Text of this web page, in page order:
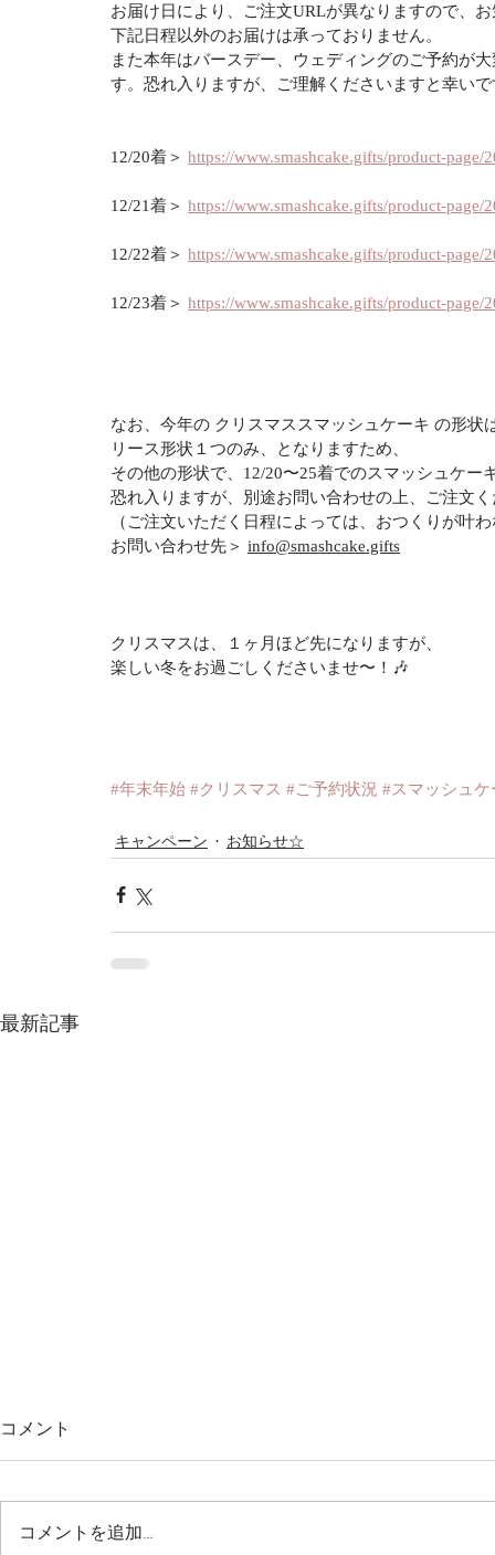
お届け日により、ご注文URLが異なりますので、
下記日程以外のお届けは承っておりません。
また本年はバースデー、ウェディングのご予約が
す。恐れ入りますが、ご理解くださいますと幸いで
12/20着＞ https://www.smashcake.gifts/product-page/
12/21着＞ https://www.smashcake.gifts/product-page/
12/22着＞ https://www.smashcake.gifts/product-page/
12/23着＞ https://www.smashcake.gifts/product-page/
なお、今年の クリスマススマッシュケーキ の形状
リース形状１つのみ、となりますため、
その他の形状で、12/20〜25着でのスマッシュケー
恐れ入りますが、別途お問い合わせの上、ご注文
（ご注文いただく日程によっては、おつくりが叶
お問い合わせ先＞ info@smashcake.gifts
クリスマスは、１ヶ月ほど先になりますが、
楽しい冬をお過ごしくださいませ〜！🎶
#年末年始 #クリスマス #ご予約状況 #スマッシュケ
キャンペーン お知らせ☆
最新記事
｜重要｜大雨の影響による
だいているみなさま、 ご検討中
につきまし
コメント
コメントを追加…